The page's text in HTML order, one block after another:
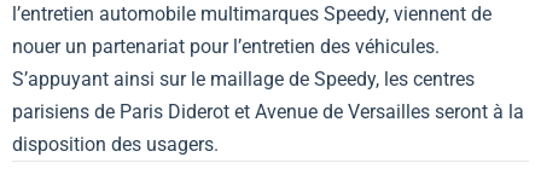
l’entretien automobile multimarques Speedy, viennent de
nouer un partenariat pour l’entretien des véhicules.
S’appuyant ainsi sur le maillage de Speedy, les centres
parisiens de Paris Diderot et Avenue de Versailles seront à la
disposition des usagers.